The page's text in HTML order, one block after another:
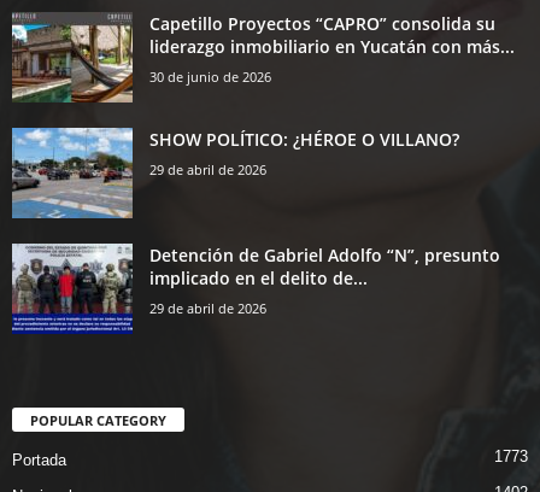
Capetillo Proyectos “CAPRO” consolida su
liderazgo inmobiliario en Yucatán con más...
30 de junio de 2026
SHOW POLÍTICO: ¿HÉROE O VILLANO?
29 de abril de 2026
Detención de Gabriel Adolfo “N”, presunto
implicado en el delito de...
29 de abril de 2026
POPULAR CATEGORY
Portada 1773